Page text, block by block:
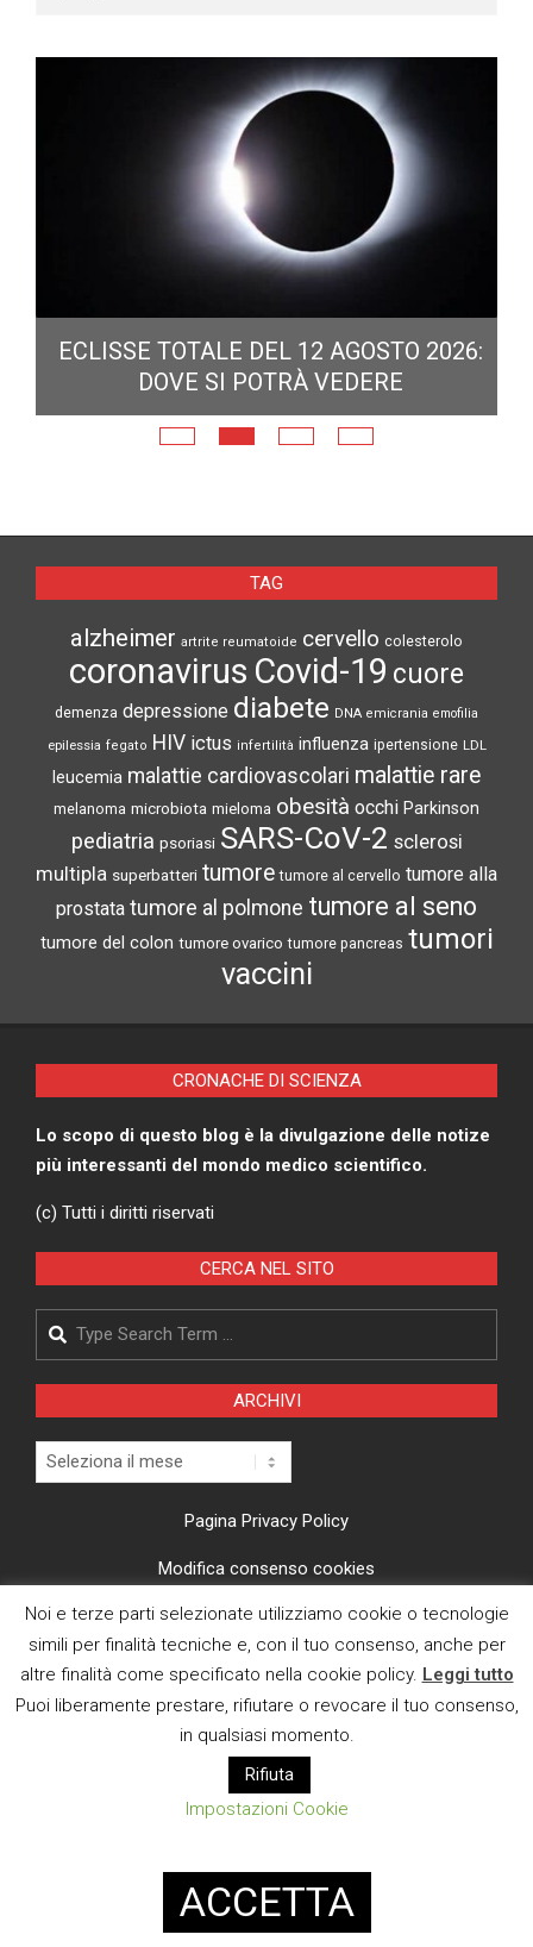
ECLISSE TOTALE DEL 12 AGOSTO 2026:
DOVE SI POTRÀ VEDERE
TAG
alzheimer artrite reumatoide cervello colesterolo
coronavirus Covid-19 cuore
demenza depressione diabete DNA emicrania emofilia
epilessia fegato HIV ictus infertilità influenza ipertensione LDL
leucemia malattie cardiovascolari malattie rare
melanoma microbiota mieloma obesità occhi Parkinson
pediatria psoriasi SARS-CoV-2 sclerosi
multipla superbatteri tumore tumore al cervello tumore alla
prostata tumore al polmone tumore al seno
tumore del colon tumore ovarico tumore pancreas tumori
vaccini
CRONACHE DI SCIENZA
Lo scopo di questo blog è la divulgazione delle notize
più interessanti del mondo medico scientifico.
(c) Tutti i diritti riservati
CERCA NEL SITO
Search
ARCHIVI
Archivi
Pagina Privacy Policy
Modifica consenso cookies
CI TROVI ANCHE SU
E MAIL
Noi e terze parti selezionate utilizziamo cookie o tecnologie
simili per finalità tecniche e, con il tuo consenso, anche per
altre finalità come specificato nella cookie policy. Leggi tutto
Puoi liberamente prestare, rifiutare o revocare il tuo consenso,
in qualsiasi momento.
Rifiuta
Impostazioni Cookie
ACCETTA